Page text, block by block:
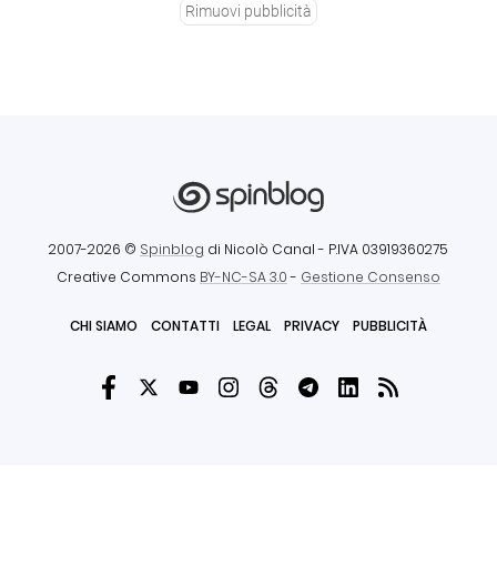
Rimuovi pubblicità
2007-2026 © Spinblog di Nicolò Canal - P.IVA 03919360275
Creative Commons BY-NC-SA 3.0- Gestione Consenso
CHI SIAMO CONTATTI LEGAL PRIVACY PUBBLICITÀ